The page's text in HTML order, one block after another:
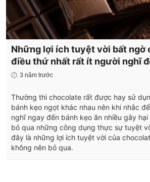
Những lợi ích tuyệt vời bất ngờ
điều thứ nhất rất ít người nghĩ
3 năm trước
Thường thì chocolate rất được hay sử
bánh kẹo ngọt khác nhau nên khi nhắc
nghĩ ngay đến bánh kẹo ăn nhiều gây
bỏ qua những công dụng thực sự tuyệt
đây là những lợi ích tuyệt vời của
không nên bỏ qua.